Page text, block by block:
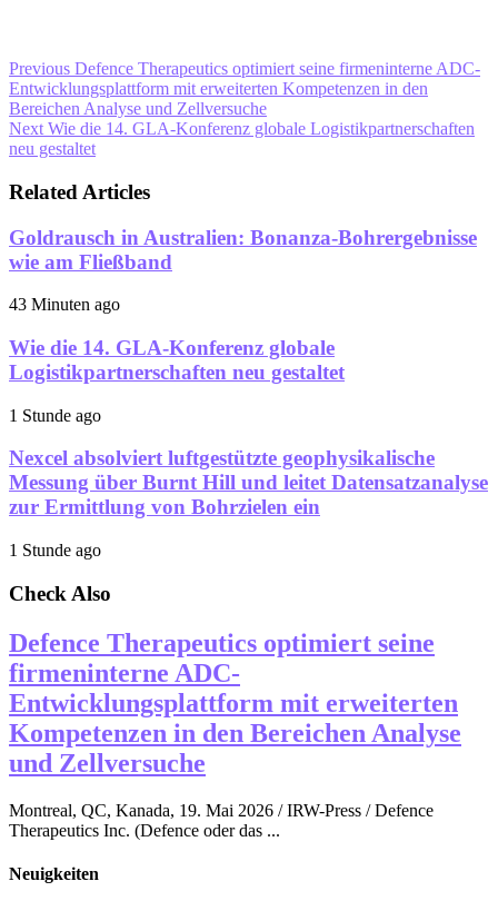
Previous Defence Therapeutics optimiert seine firmeninterne ADC-
Entwicklungsplattform mit erweiterten Kompetenzen in den
Bereichen Analyse und Zellversuche
Next Wie die 14. GLA-Konferenz globale Logistikpartnerschaften
neu gestaltet
Related Articles
Goldrausch in Australien: Bonanza-Bohrergebnisse
wie am Fließband
43 Minuten ago
Wie die 14. GLA-Konferenz globale
Logistikpartnerschaften neu gestaltet
1 Stunde ago
Nexcel absolviert luftgestützte geophysikalische
Messung über Burnt Hill und leitet Datensatzanalyse
zur Ermittlung von Bohrzielen ein
1 Stunde ago
Check Also
Defence Therapeutics optimiert seine
firmeninterne ADC-
Entwicklungsplattform mit erweiterten
Kompetenzen in den Bereichen Analyse
und Zellversuche
Montreal, QC, Kanada, 19. Mai 2026 / IRW-Press / Defence
Therapeutics Inc. (Defence oder das ...
Neuigkeiten